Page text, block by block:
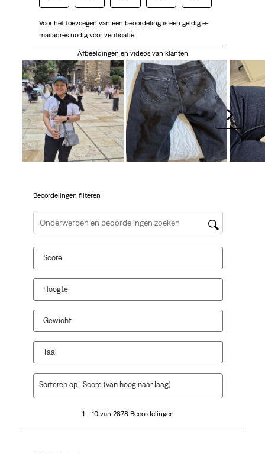
om
het
te
beoordelen
met
1
ster.
Hiermee
open
je
om
het
artikel
te
beoordelen
met
2
sterren.
Hiermee
open
je
om
het
artikel
te
beoordelen
met
3
sterren.
Hiermee
open
je
om
artikel
te
beoordelen
met
4
sterren.
Hiermee
open
om
artikel
te
beoordelen
met
5
sterren.
Hiermee
open
je
Voor het toevoegen van een beoordeling is een geldig e-
mailadres nodig voor verificatie
Afbeeldingen en video's van klanten
Beoordelingen filteren
Onderwerpen en beoordelingen zoeken per regio
Score
Hoogte
Gewicht
Taal
2878
1 – 10 van 2878 Beoordelingen
Sorteren op Score (van hoog naar laag)